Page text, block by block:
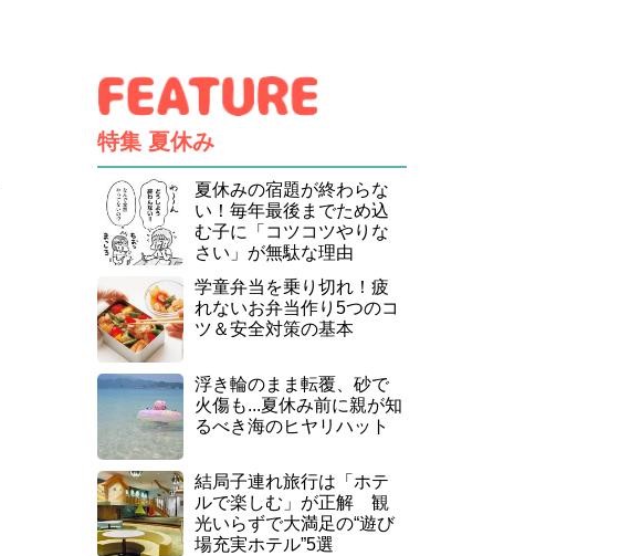
特集 夏休み
夏休みの宿題が終わらな
い！毎年最後までため込
む子に「コツコツやりな
さい」が無駄な理由
学童弁当を乗り切れ！疲
れないお弁当作り5つのコ
ツ＆安全対策の基本
浮き輪のまま転覆、砂で
火傷も...夏休み前に親が知
るべき海のヒヤリハット
結局子連れ旅行は「ホテ
ルで楽しむ」が正解 観
光いらずで大満足の“遊び
場充実ホテル”5選